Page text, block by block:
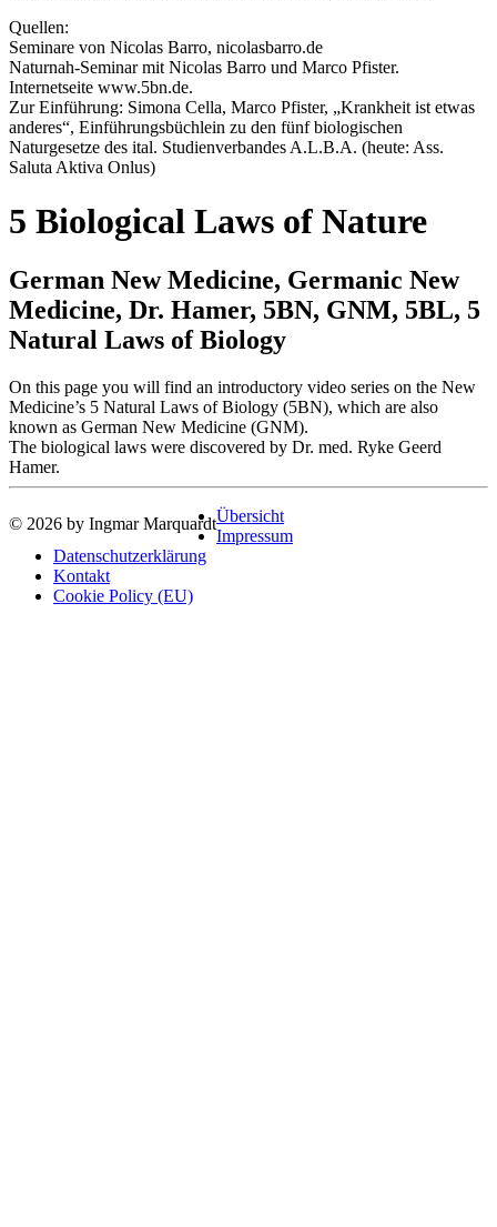
Quellen:
Seminare von Nicolas Barro, nicolasbarro.de
Naturnah-Seminar mit Nicolas Barro und Marco Pfister.
Internetseite www.5bn.de.
Zur Einführung: Simona Cella, Marco Pfister, „Krankheit ist etwas
anderes“, Einführungsbüchlein zu den fünf biologischen
Naturgesetze des ital. Studienverbandes A.L.B.A. (heute: Ass.
Saluta Aktiva Onlus)
5 Biological Laws of Nature
German New Medicine, Germanic New
Medicine, Dr. Hamer, 5BN, GNM, 5BL, 5
Natural Laws of Biology
On this page you will find an introductory video series on the New
Medicine’s 5 Natural Laws of Biology (5BN), which are also
known as German New Medicine (GNM).
The biological laws were discovered by Dr. med. Ryke Geerd
Hamer.
© 2026 by Ingmar MarquardtÜbersicht
Impressum
Datenschutzerklärung
Kontakt
Cookie Policy (EU)